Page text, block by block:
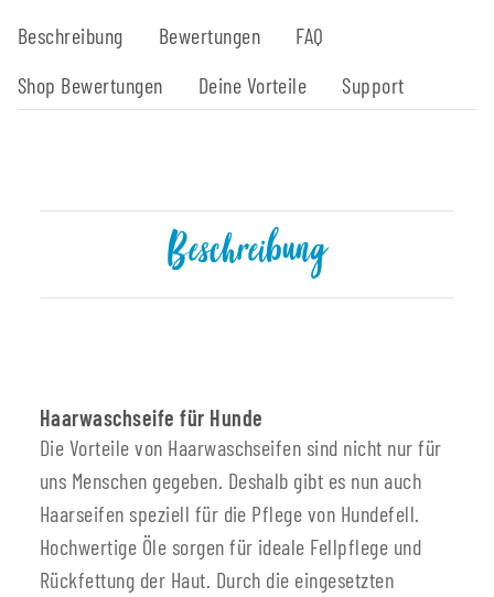
Beschreibung Bewertungen
FAQ
Shop Bewertungen
Deine Vorteile Support
Beschreibung
Haarwaschseife für Hunde
Die Vorteile von Haarwaschseifen sind nicht nur für
uns Menschen gegeben. Deshalb gibt es nun auch
Haarseifen speziell für die Pflege von Hundefell.
Hochwertige Öle sorgen für ideale Fellpflege und
Rückfettung der Haut. Durch die eingesetzten